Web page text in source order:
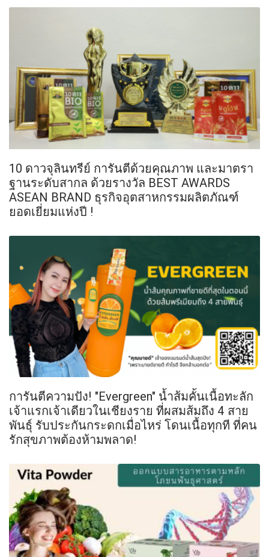
10 ดาวจุลินทรีย์ การันตีด้วยคุณภาพ และมาตรา
ฐานระดับสากล ด้วยรางวัล BEST AWARDS
ASEAN BRAND ธุรกิจอุตสาหกรรมผลิตภัณฑ์
ยอดเยี่ยมแห่งปี !
การันตีความปัง! "Evergreen" น้ำส้มคั้นเนื้อทะลัก
เจ้าแรกเจ้าเดียวในเชียงราย ที่ผสมส้มถึง 4 สาย
พันธุ์ รับประกันกระดกเมื่อไหร่ โดนเนื้อทุกที ที่คน
รักสุขภาพต้องห้ามพลาด!